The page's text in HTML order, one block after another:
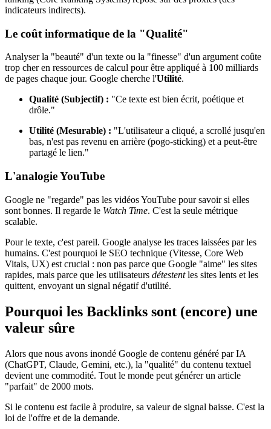
indicateurs indirects).
Le coût informatique de la "Qualité"
Analyser la "beauté" d'un texte ou la "finesse" d'un argument coûte
trop cher en ressources de calcul pour être appliqué à 100 milliards
de pages chaque jour. Google cherche l'Utilité.
Qualité (Subjectif) : "Ce texte est bien écrit, poétique et
drôle."
Utilité (Mesurable) : "L'utilisateur a cliqué, a scrollé jusqu'en
bas, n'est pas revenu en arrière (pogo-sticking) et a peut-être
partagé le lien."
L'analogie YouTube
Google ne "regarde" pas les vidéos YouTube pour savoir si elles
sont bonnes. Il regarde le Watch Time. C'est la seule métrique
scalable.
Pour le texte, c'est pareil. Google analyse les traces laissées par les
humains. C'est pourquoi le SEO technique (Vitesse, Core Web
Vitals, UX) est crucial : non pas parce que Google "aime" les sites
rapides, mais parce que les utilisateurs détestentles sites lents et les
quittent, envoyant un signal négatif d'utilité.
Pourquoi les Backlinks sont (encore) une
valeur sûre
Alors que nous avons inondé Google de contenu généré par IA
(ChatGPT, Claude, Gemini, etc.), la "qualité" du contenu textuel
devient une commodité. Tout le monde peut générer un article
"parfait" de 2000 mots.
Si le contenu est facile à produire, sa valeur de signal baisse. C'est la
loi de l'offre et de la demande.